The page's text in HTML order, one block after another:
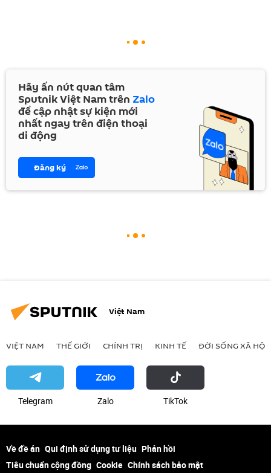
Hãy ấn nút quan tâm
Sputnik Việt Nam trên Zalo
để cập nhật sự kiện mới
nhất ngay trên điện thoại
di động
Đăng ký
Việt Nam
VIỆT NAM THẾ GIỚI CHÍNH TRỊ KINH TẾ ĐỜI SỐNG XÃ HỘI
Telegram Zalo ТikТоk
Về đề án Qui định sử dụng tư liệu Phản hồi
Tiêu chuẩn cộng đồng Cookie Chính sách bảo mật